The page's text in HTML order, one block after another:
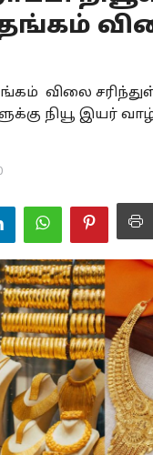
விலை
நியூ இயர்